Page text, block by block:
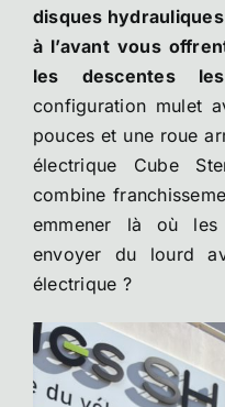
disques
à l’avant vous
les descentes
configuration mulet
pouces et une roue
électrique Cube
combine
emmener là où les
envoyer du lourd
électrique ?